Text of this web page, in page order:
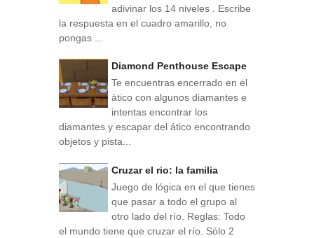
adivinar los 14 niveles . Escribe
la respuesta en el cuadro amarillo, no
pongas ...
Diamond Penthouse Escape
Te encuentras encerrado en el
ático con algunos diamantes e
intentas encontrar los
diamantes y escapar del ático encontrando
objetos y pista...
Cruzar el rio: la familia
Juego de lógica en el que tienes
que pasar a todo el grupo al
otro lado del río. Reglas: Todo
el mundo tiene que cruzar el río. Sólo 2